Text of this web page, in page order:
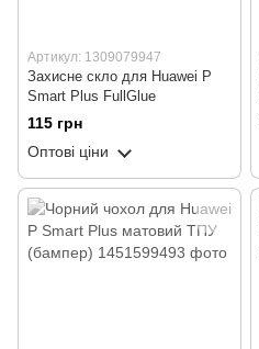
Артикул: 1309079947
Захисне скло для Huawei P
Smart Plus FullGlue
115 грн
Оптові ціни